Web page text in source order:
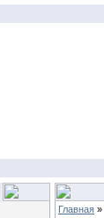
Главная »